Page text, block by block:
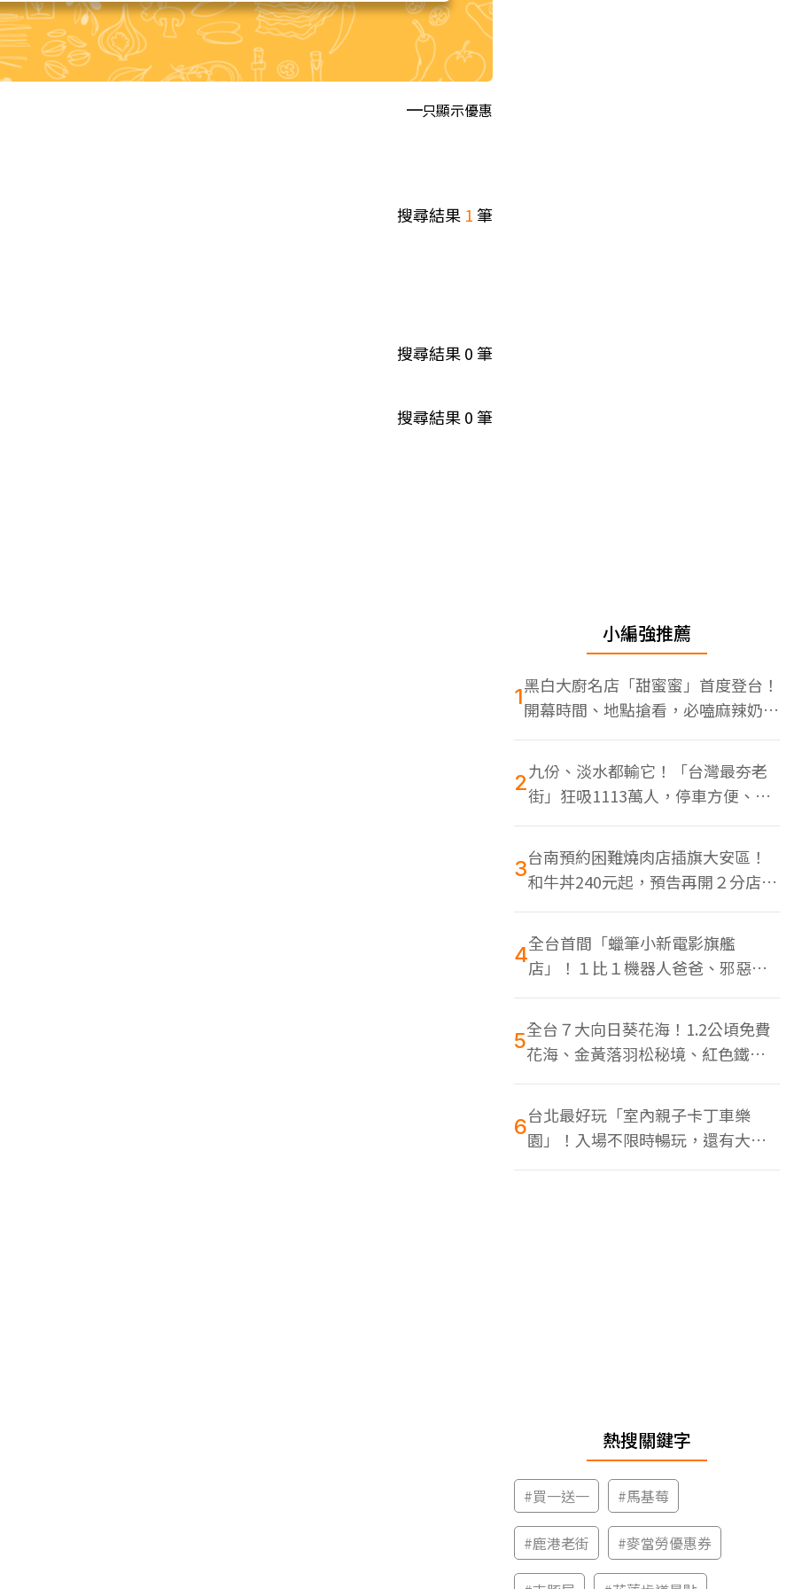
只顯示優惠
搜尋結果 1筆
搜尋結果0筆
搜尋結果0筆
小編強推薦
1黑白大廚名店「甜蜜蜜」首度登台！
開幕時間、地點搶看，必嗑麻辣奶油
蝦
2九份、淡水都輸它！「台灣最夯老
街」狂吸1113萬人，停車方便、特
色美食多
3台南預約困難燒肉店插旗大安區！
和牛丼240元起，預告再開２分店、
地點曝光
4全台首間「蠟筆小新電影旗艦
店」！１比１機器人爸爸、邪惡正
男，百款周邊買翻
5全台７大向日葵花海！1.2公頃免費
花海、金黃落羽松秘境、紅色鐵橋
同框
6台北最好玩「室內親子卡丁車樂
園」！入場不限時暢玩，還有大螢
幕Switch遊戲區
熱搜關鍵字
#買一送一 #馬基莓
#鹿港老街 #麥當勞優惠券